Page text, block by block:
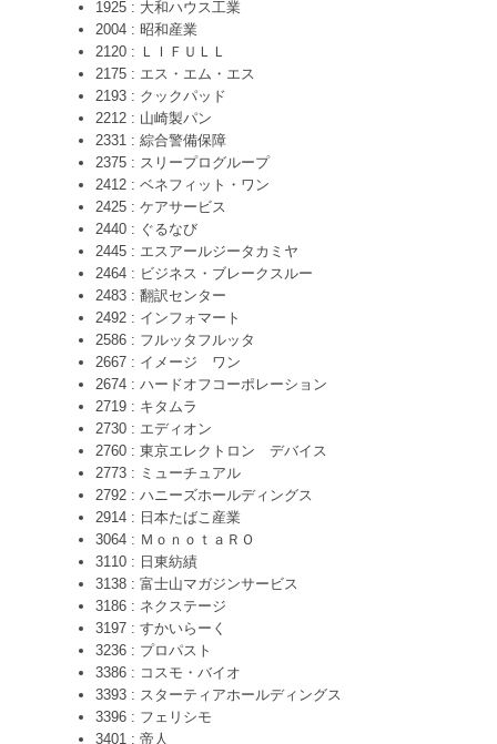
1925 : 大和ハウス工業
2004 : 昭和産業
2120 : ＬＩＦＵＬＬ
2175 : エス・エム・エス
2193 : クックパッド
2212 : 山崎製パン
2331 : 綜合警備保障
2375 : スリープログループ
2412 : ベネフィット・ワン
2425 : ケアサービス
2440 : ぐるなび
2445 : エスアールジータカミヤ
2464 : ビジネス・ブレークスルー
2483 : 翻訳センター
2492 : インフォマート
2586 : フルッタフルッタ
2667 : イメージ ワン
2674 : ハードオフコーポレーション
2719 : キタムラ
2730 : エディオン
2760 : 東京エレクトロン デバイス
2773 : ミューチュアル
2792 : ハニーズホールディングス
2914 : 日本たばこ産業
3064 : ＭｏｎｏｔａＲＯ
3110 : 日東紡績
3138 : 富士山マガジンサービス
3186 : ネクステージ
3197 : すかいらーく
3236 : プロパスト
3386 : コスモ・バイオ
3393 : スターティアホールディングス
3396 : フェリシモ
3401 : 帝人